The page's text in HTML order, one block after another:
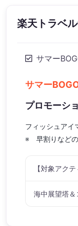
楽天トラベ
サマー
サマー
プロモーシ
フィッシュアイ
※ 早割りなどの
【対象アク
海中展望塔